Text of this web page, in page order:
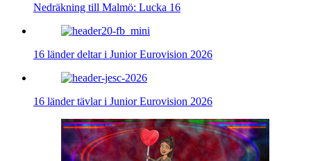
Nedräkning till Malmö: Lucka 16
16 länder deltar i Junior Eurovision 2026
16 länder tävlar i Junior Eurovision 2026